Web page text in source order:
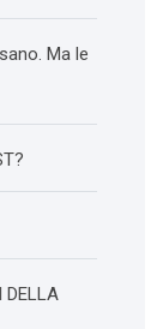
Ma le
DELLA